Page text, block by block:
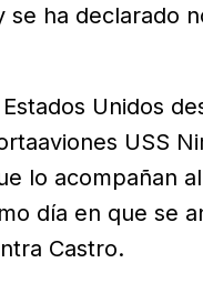
se ha declarado
Unidos
USS
lo acompañan
día en que se
Castro.